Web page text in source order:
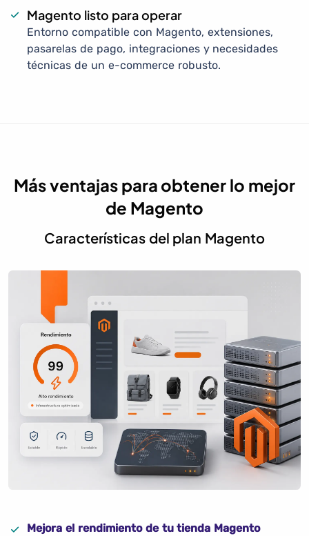
Magento listo para operar
Entorno compatible con Magento, extensiones,
pasarelas de pago, integraciones y necesidades
técnicas de un e-commerce robusto.
Más ventajas para obtener lo mejor
de Magento
Características del plan Magento
Mejora el rendimiento de tu tienda Magento